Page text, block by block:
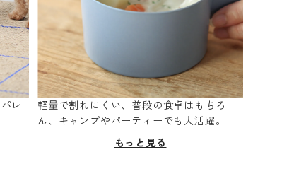
レ
軽量で割れにくい、普段の食卓はもちろ
ん、キャンプやパーティーでも大活躍。
もっと見る